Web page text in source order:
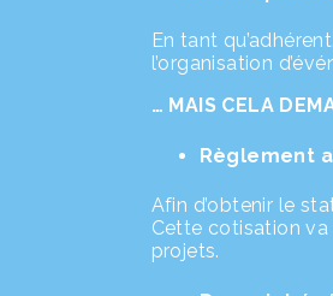
En tant
l’organisation
… MAIS CELA
Règlement
Afin d’obtenir le
Cette cotisation
projets.